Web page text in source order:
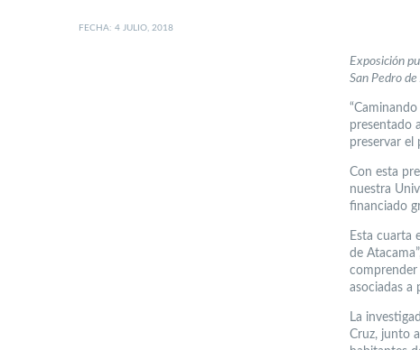
FECHA: 4 JULIO, 2018
Exposición
San Pedro
presentado
preservar el
Con esta
nuestra
financiado
Esta cuarta
de
comprender
asociadas a
La
Cruz, junto